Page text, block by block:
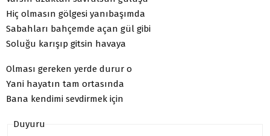
Hiç olmasın gölgesi yanıbaşımda
Sabahları bahçemde açan gül gibi
Soluğu karışıp gitsin havaya
Olması gereken yerde durur o
Yani hayatın tam ortasında
Bana kendimi sevdirmek için
Duyuru